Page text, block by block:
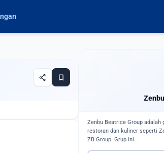
share bookmark
Zenbu Beatrice Group adalah
restoran dan kuliner seperti
ZB Group. Grup ini…